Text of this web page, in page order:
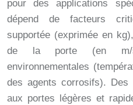
pour des applications
dépend de facteurs
supportée (exprimée en
de la porte (en m/
environnementales
des agents corrosifs).
aux portes légères et